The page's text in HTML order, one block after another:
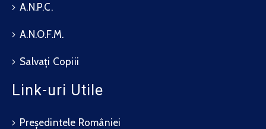
A.N.P.C.
A.N.O.F.M.
Salvați Copiii
Link-uri Utile
Președintele României